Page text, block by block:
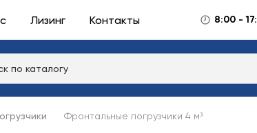
Лизинг Контакты 8:00 -
Фронтальные погрузчики 4 м³